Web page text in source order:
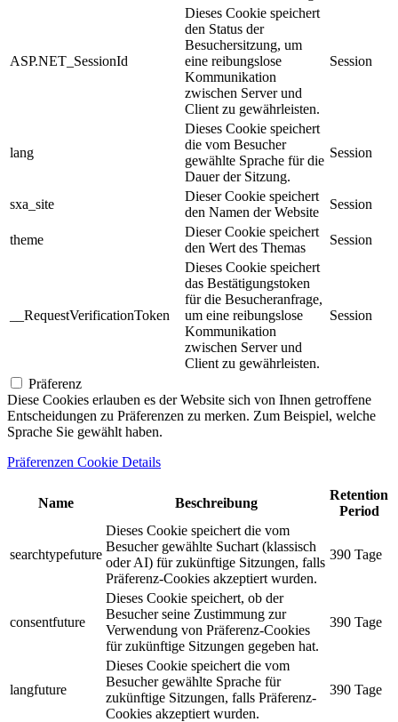
ASP.NET_SessionId
Dieses Cookie speichert
den Status der
Besuchersitzung, um
eine reibungslose
Kommunikation
zwischen Server und
Client zu gewährleisten.
Session
lang
Dieses Cookie speichert
die vom Besucher
gewählte Sprache für die
Dauer der Sitzung.
Session
sxa_site
Dieser Cookie speichert
den Namen der Website
Session
theme
Dieser Cookie speichert
den Wert des Themas
Session
__RequestVerificationToken
Dieses Cookie speichert
das Bestätigungstoken
für die Besucheranfrage,
um eine reibungslose
Kommunikation
zwischen Server und
Client zu gewährleisten.
Session
Präferenz
Diese Cookies erlauben es der Website sich von Ihnen getroffene
Entscheidungen zu Präferenzen zu merken. Zum Beispiel, welche
Sprache Sie gewählt haben.
Präferenzen Cookie Details
Name Beschreibung
Retention
Period
searchtypefuture
Dieses Cookie speichert die vom
Besucher gewählte Suchart (klassisch
oder AI) für zukünftige Sitzungen, falls
Präferenz-Cookies akzeptiert wurden.
390 Tage
consentfuture
Dieses Cookie speichert, ob der
Besucher seine Zustimmung zur
Verwendung von Präferenz-Cookies
für zukünftige Sitzungen gegeben hat.
390 Tage
langfuture
Dieses Cookie speichert die vom
Besucher gewählte Sprache für
zukünftige Sitzungen, falls Präferenz-
Cookies akzeptiert wurden.
390 Tage